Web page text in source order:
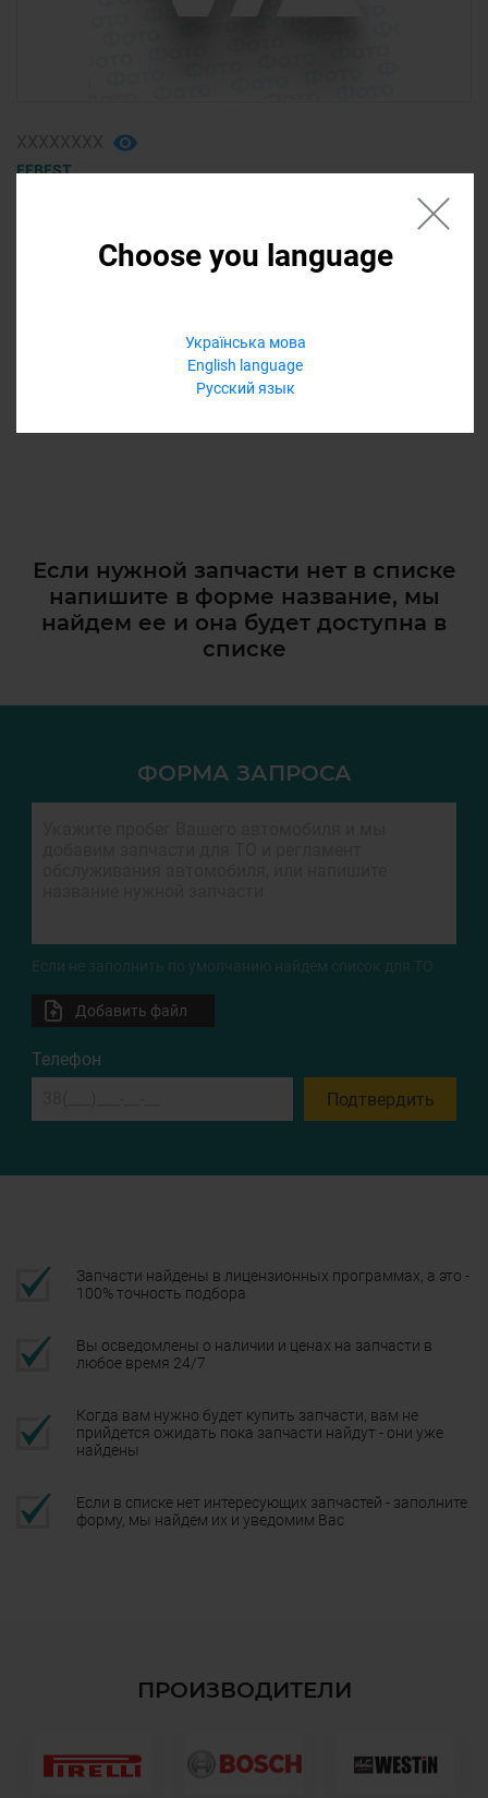
Choose you language
Українська мова
English language
Русский язык
FEBEST
Еще варианты
Если нужной запчасти нет в списке
напишите в форме название, мы
найдем ее и она будет доступна в
списке
ФОРМА ЗАПРОСА
Если не заполнить по умолчанию найдем список для ТО
Добавить файл
Телефон
Подтвердить
Запчасти найдены в лицензионных программах, а это -
100% точность подбора
Вы осведомлены о наличии и ценах на запчасти в
любое время 24/7
Когда вам нужно будет купить запчасти, вам не
прийдется ожидать пока запчасти найдут - они уже
найдены
Если в списке нет интересующих запчастей - заполните
форму, мы найдем их и уведомим Вас
ПРОИЗВОДИТЕЛИ